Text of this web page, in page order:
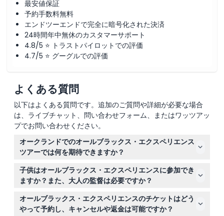
最安値保証
予約手数料無料
エンドツーエンドで完全に暗号化された決済
24時間年中無休のカスタマーサポート
4.8/5 ⭐ トラストパイロットでの評価
4.7/5 ⭐ グーグルでの評価
よくある質問
以下はよくある質問です。追加のご質問や詳細が必要な場合
は、ライブチャット、問い合わせフォーム、またはワッツアッ
プでお問い合わせください。
オークランドでのオールブラックス・エクスペリエンス
ツアーでは何を期待できますか？
オールブラックスの歴史、文化、ハカを紹介する7つのイ
ンタラクティブゾーンを45～50分間のガイド付きツアー
で楽しんだ後、『ステップアップ』ラグビースキルチャレ
ンジゾーンで15分間過ごせます。
子供はオールブラックス・エクスペリエンスに参加でき
ますか？また、大人の監督は必要ですか？
はい、6～14歳の子供は参加可能ですが、有料の大人の同
伴が必要です。0～5歳の子供は入場無料です。
オールブラックス・エクスペリエンスのチケットはどう
やって予約し、キャンセルや返金は可能ですか？